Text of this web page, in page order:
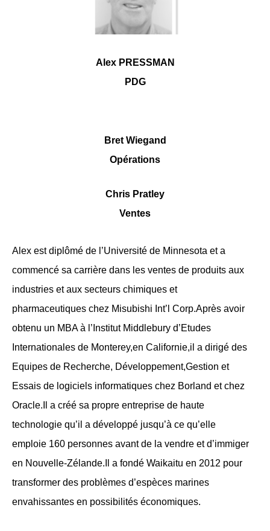
Alex PRESSMAN
PDG
Bret Wiegand
Opérations
Chris Pratley
Ventes
Alex est diplômé de l’Université de Minnesota et a
commencé sa carrière dans les ventes de produits aux
industries et aux secteurs chimiques et
pharmaceutiques chez Misubishi Int’l Corp.Après avoir
obtenu un MBA à l’Institut Middlebury d’Etudes
Internationales de Monterey,en Californie,il a dirigé des
Equipes de Recherche, Développement,Gestion et
Essais de logiciels informatiques chez Borland et chez
Oracle.Il a créé sa propre entreprise de haute
technologie qu’il a développé jusqu’à ce qu’elle
emploie 160 personnes avant de la vendre et d’immiger
en Nouvelle-Zélande.Il a fondé Waikaitu en 2012 pour
transformer des problèmes d’espèces marines
envahissantes en possibilités économiques.